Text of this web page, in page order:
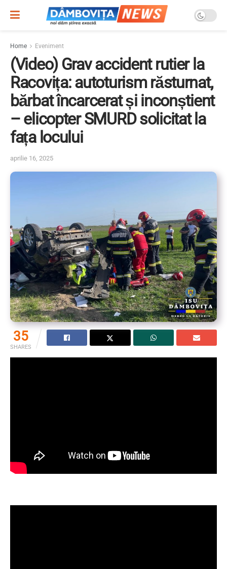
Home Eveniment
(Video) Grav accident rutier la
Racovița: autoturism răsturnat,
bărbat încarcerat și inconștient
– elicopter SMURD solicitat la
fața locului
aprilie 16, 2025
35
SHARES